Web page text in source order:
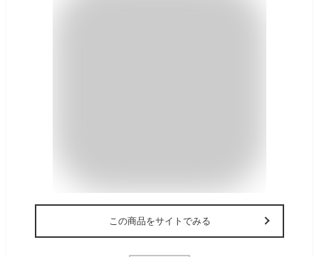
この商品をサイトでみる